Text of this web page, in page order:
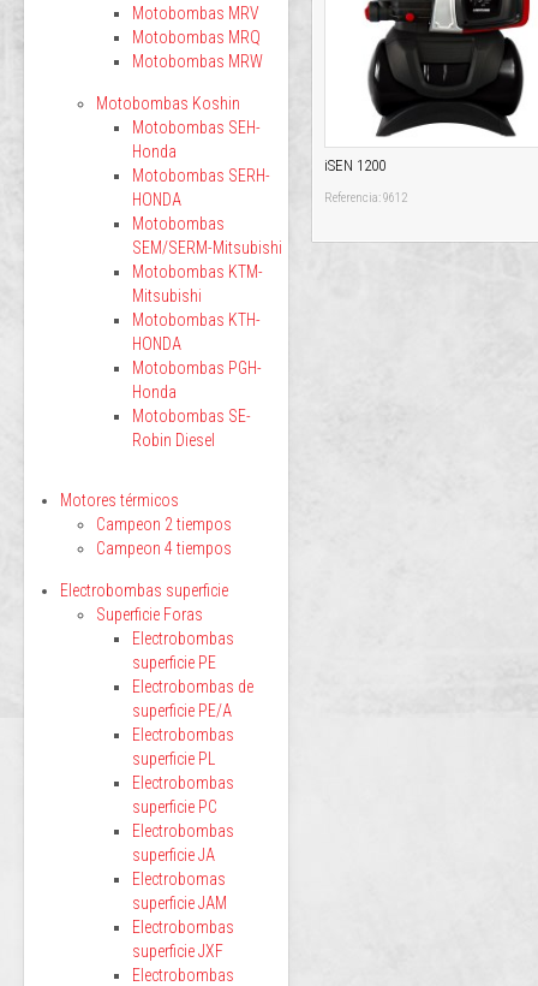
iSEN 1200
Referencia: 9612
Motobombas MRV
Motobombas MRQ
Motobombas MRW
Motobombas Koshin
Motobombas SEH-
Honda
Motobombas SERH-
HONDA
Motobombas
SEM/SERM-Mitsubishi
Motobombas KTM-
Mitsubishi
Motobombas KTH-
HONDA
Motobombas PGH-
Honda
Motobombas SE-
Robin Diesel
Motores térmicos
Campeon 2 tiempos
Campeon 4 tiempos
Electrobombas superficie
Superficie Foras
Electrobombas
superficie PE
Electrobombas de
superficie PE/A
Electrobombas
superficie PL
Electrobombas
superficie PC
Electrobombas
superficie JA
Electrobomas
superficie JAM
Electrobombas
superficie JXF
Electrobombas